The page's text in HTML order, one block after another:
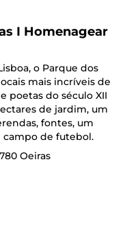
I Homenagear
o Parque dos
mais incríveis de
poetas do século XII
de jardim, um
fontes, um
campo de futebol.
Oeiras